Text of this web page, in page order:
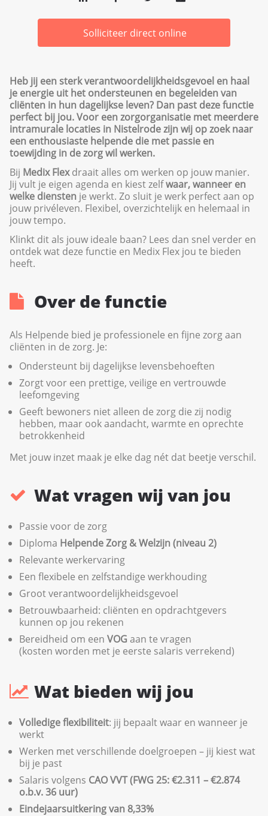
Solliciteer direct online
Heb jij een sterk verantwoordelijkheidsgevoel en haal
je energie uit het ondersteunen en begeleiden van
cliënten in hun dagelijkse leven? Dan past deze functie
perfect bij jou. Voor een zorgorganisatie met meerdere
intramurale locaties in Nistelrode zijn wij op zoek naar
een enthousiaste helpende die met passie en
toewijding in de zorg wil werken.
Bij Medix Flex draait alles om werken op jouw manier.
Jij vult je eigen agenda en kiest zelfwaar, wanneer en
welke diensten je werkt. Zo sluit je werk perfect aan op
jouw privéleven. Flexibel, overzichtelijk en helemaal in
jouw tempo.
Klinkt dit als jouw ideale baan? Lees dan snel verder en
ontdek wat deze functie en Medix Flex jou te bieden
heeft.
Over de functie
Als Helpende bied je professionele en fijne zorg aan
cliënten in de zorg. Je:
Ondersteunt bij dagelijkse levensbehoeften
Zorgt voor een prettige, veilige en vertrouwde
leefomgeving
Geeft bewoners niet alleen de zorg die zij nodig
hebben, maar ook aandacht, warmte en oprechte
betrokkenheid
Met jouw inzet maak je elke dag nét dat beetje verschil.
Wat vragen wij van jou
Passie voor de zorg
Diploma Helpende Zorg & Welzijn (niveau 2)
Relevante werkervaring
Een flexibele en zelfstandige werkhouding
Groot verantwoordelijkheidsgevoel
Betrouwbaarheid: cliënten en opdrachtgevers
kunnen op jou rekenen
Bereidheid om een VOG aan te vragen
(kosten worden met je eerste salaris verrekend)
Wat bieden wij jou
Volledige flexibiliteit: jij bepaalt waar en wanneer je
werkt
Werken met verschillende doelgroepen – jij kiest wat
bij je past
Salaris volgens CAO VVT (FWG 25: €2.311 – €2.874
o.b.v. 36 uur)
Eindejaarsuitkering van 8,33%